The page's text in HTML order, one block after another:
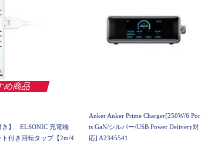
め商品
】
ELSONIC 充電端
付き回転タップ【2m/4
Anker Anker Prime Charger[250W/6 Por
ts GaN/シルバー/USB Power Delivery対
応] A2345541